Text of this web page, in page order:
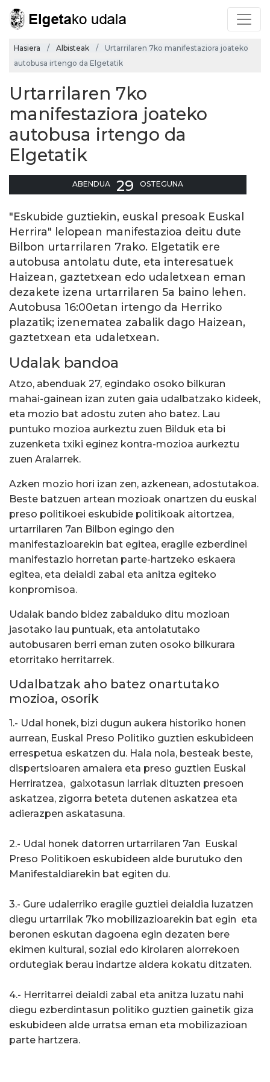
Hasiera Albisteak
Urtarrilaren 7ko manifestaziora joateko
autobusa irtengo da Elgetatik
Urtarrilaren 7ko
manifestaziora joateko
autobusa irtengo da
Elgetatik
ABENDUA 29 OSTEGUNA
"Eskubide guztiekin, euskal presoak Euskal
Herrira" lelopean manifestazioa deitu dute
Bilbon urtarrilaren 7rako. Elgetatik ere
autobusa antolatu dute, eta interesatuek
Haizean, gaztetxean edo udaletxean eman
dezakete izena urtarrilaren 5a baino lehen.
Autobusa 16:00etan irtengo da Herriko
plazatik; izenematea zabalik dago Haizean,
gaztetxean eta udaletxean.
Udalak bandoa
Atzo, abenduak 27, egindako osoko bilkuran
mahai-gainean izan zuten gaia udalbatzako kideek,
eta mozio bat adostu zuten aho batez. Lau
puntuko mozioa aurkeztu zuen Bilduk eta bi
zuzenketa txiki eginez kontra-mozioa aurkeztu
zuen Aralarrek.
Azken mozio hori izan zen, azkenean, adostutakoa.
Beste batzuen artean mozioak onartzen du euskal
preso politikoei eskubide politikoak aitortzea,
urtarrilaren 7an Bilbon egingo den
manifestazioarekin bat egitea, eragile ezberdinei
manifestazio horretan parte-hartzeko eskaera
egitea, eta deialdi zabal eta anitza egiteko
konpromisoa.
Udalak bando bidez zabalduko ditu mozioan
jasotako lau puntuak, eta antolatutako
autobusaren berri eman zuten osoko bilkurara
etorritako herritarrek.
Udalbatzak aho batez onartutako
mozioa, osorik
1.- Udal honek, bizi dugun aukera historiko honen
aurrean, Euskal Preso Politiko guztien eskubideen
errespetua eskatzen du. Hala nola, besteak beste,
dispertsioaren amaiera eta preso guztien Euskal
Herriratzea, gaixotasun larriak dituzten presoen
askatzea, zigorra beteta dutenen askatzea eta
adierazpen askatasuna.
2.- Udal honek datorren urtarrilaren 7an Euskal
Preso Politikoen eskubideen alde burutuko den
Manifestaldiarekin bat egiten du.
3.- Gure udalerriko eragile guztiei deialdia luzatzen
diegu urtarrilak 7ko mobilizazioarekin bat egin eta
beronen eskutan dagoena egin dezaten bere
ekimen kultural, sozial edo kirolaren alorrekoen
ordutegiak berau indartze aldera kokatu ditzaten.
4.- Herritarrei deialdi zabal eta anitza luzatu nahi
diegu ezberdintasun politiko guztien gainetik giza
eskubideen alde urratsa eman eta mobilizazioan
parte hartzera.